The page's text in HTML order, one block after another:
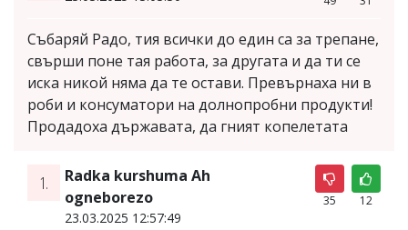
Събаряй Радо, тия всички до един са за трепане,
свърши поне тая работа, за другата и да ти се
иска никой няма да те остави. Превърнаха ни в
роби и консуматори на долнопробни продукти!
Продадоха държавата, да гният копелетата
1.
Radka kurshuma Ah
ogneborezo
23.03.2025 12:57:49
35 12